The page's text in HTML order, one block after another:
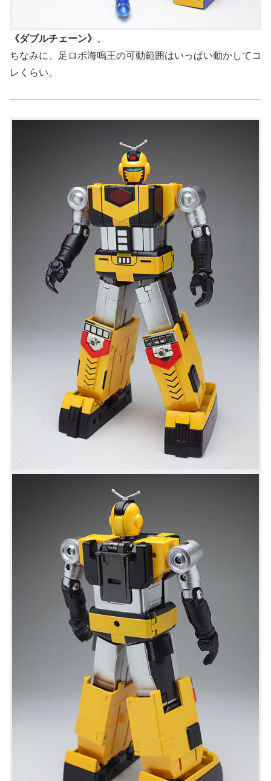
《ダブルチェーン》 。
ちなみに、足ロボ海鳴王の可動範囲はいっぱい動かしてコ
レくらい。